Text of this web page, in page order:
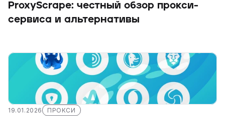
ProxyScrape: честный обзор прокси-
сервиса и альтернативы
19.01.2026 ПРОКСИ